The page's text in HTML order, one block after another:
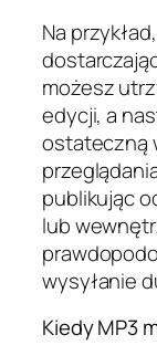
Na
możesz
edycji, a
ostateczną
publikując
lub
wysyłanie
Kiedy MP3